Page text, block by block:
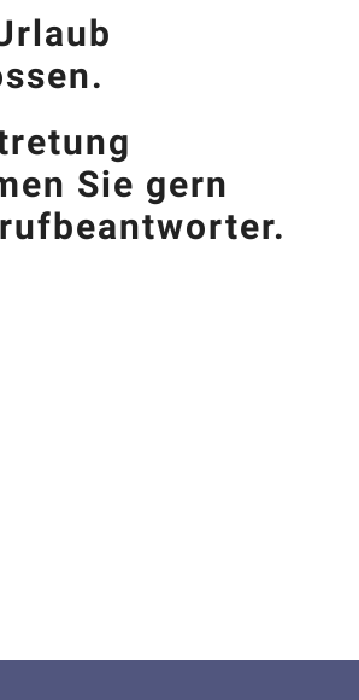
Sie gern